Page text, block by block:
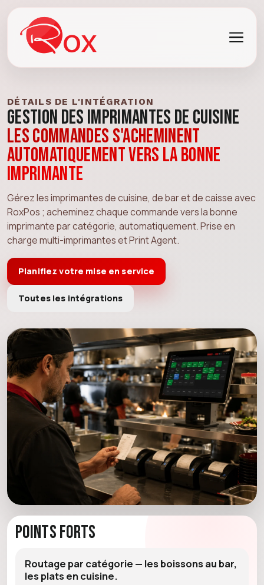
DÉTAILS DE L'INTÉGRATION
Gestion des imprimantes de cuisine
Les commandes s'acheminent
automatiquement vers la bonne
imprimante
Gérez les imprimantes de cuisine, de bar et de caisse avec
RoxPos ; acheminez chaque commande vers la bonne
imprimante par catégorie, automatiquement. Prise en
charge multi-imprimantes et Print Agent.
Planifiez votre mise en service
Toutes les intégrations
Points forts
Routage par catégorie — les boissons au bar,
les plats en cuisine.